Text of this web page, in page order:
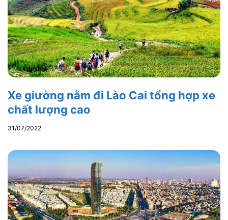
Xe giường nằm đi Lào Cai tổng hợp xe
chất lượng cao
31/07/2022